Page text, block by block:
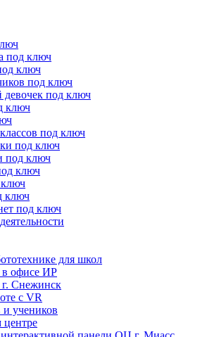
под ключ
ключ
под ключ
девочек под ключ
ключ
под ключ
под ключ
под ключ
ключ
ключ
под ключ
для школ
в офисе ИР
г. Снежинск
с VR
и учеников
центре